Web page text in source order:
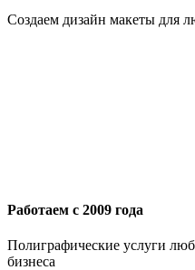
Создаем дизайн макеты для
Работаем с 2009 года
Полиграфические услуги
бизнеса